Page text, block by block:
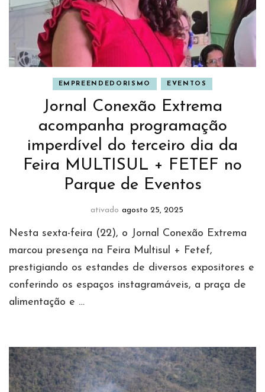
EMPREENDEDORISMO EVENTOS
Jornal Conexão Extrema
acompanha programação
imperdível do terceiro dia da
Feira MULTISUL + FETEF no
Parque de Eventos
ativado agosto 25, 2025
Nesta sexta-feira (22), o Jornal Conexão Extrema
marcou presença na Feira Multisul + Fetef,
prestigiando os estandes de diversos expositores e
conferindo os espaços instagramáveis, a praça de
alimentação e …